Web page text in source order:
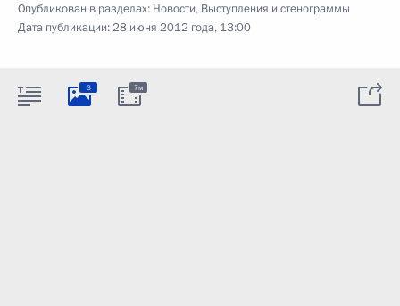
Опубликован в разделах: Новости, Выступления и стенограммы
Дата публикации:28 июня 2012 года, 13:00
3 7м